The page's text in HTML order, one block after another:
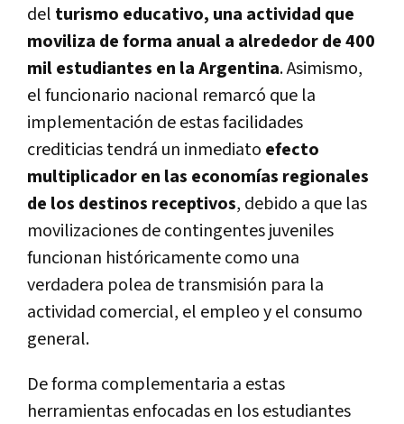
del turismo educativo, una actividad que
moviliza de forma anual a alrededor de 400
mil estudiantes en la Argentina. Asimismo,
el funcionario nacional remarcó que la
implementación de estas facilidades
crediticias tendrá un inmediato efecto
multiplicador en las economías regionales
de los destinos receptivos, debido a que las
movilizaciones de contingentes juveniles
funcionan históricamente como una
verdadera polea de transmisión para la
actividad comercial, el empleo y el consumo
general.
De forma complementaria a estas
herramientas enfocadas en los estudiantes